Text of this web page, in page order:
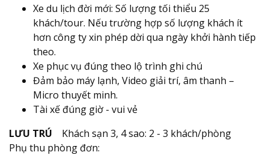
Xe du lịch đời mới: Số lượng tối thiểu 25
khách/tour. Nếu trường hợp số lượng khách ít
hơn công ty xin phép dời qua ngày khởi hành tiếp
theo.
Xe phục vụ đúng theo lộ trình ghi chú
Đảm bảo máy lạnh, Video giải trí, âm thanh –
Micro thuyết minh.
Tài xế đúng giờ - vui vẻ
LƯU TRÚ
Khách sạn 3, 4 sao: 2 - 3 khách/phòng
Phụ thu phòng đơn: